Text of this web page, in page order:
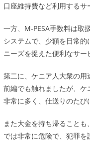
口座維持費など利用するサ
一方、M-PESA手数料は取
システムで、少額を日常
ニーズを捉えた便利なサー
第二に、ケニア人大衆の用
前編でも触れましたが、
非常に多く、仕送りのたび
また大金を持ち帰ること
では非常に危険で、犯罪を